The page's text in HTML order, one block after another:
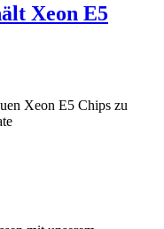
Xeon E5
Xeon E5 Chips zu